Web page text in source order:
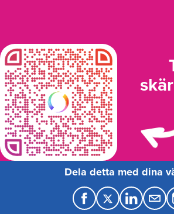
Dela detta med dina
F
T
L
M